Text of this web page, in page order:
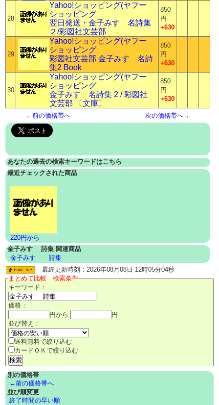
28
Yahoo!ショッピング(ヤフー
ショッピング
翌日発送・金子みすゞ名詩集
２/彩図社文芸部
850
円
+630
29
Yahoo!ショッピング(ヤフー
ショッピング
彩図社文芸部 金子みすゞ名詩
集2 Book
850
円
+630
30
Yahoo!ショッピング(ヤフー
ショッピング
金子みすゞ名詩集 2 / 彩図社
文芸部 〔文庫〕
850
円
+630
←前の価格帯へ 次の価格帯へ→
あなたの過去の検索キーワードはこちら
最近チェックされた商品
220円から
金子みすゞ 詩集 関連商品
金子みすゞ
詩集
最終更新時刻：2026年08月08日 12時05分04秒
まとめて比較 検索条件
キーワード：
価格：
円から
円
並び替え：
送料無料で絞り込む
カードＯＫで絞り込む
別の価格帯
←前の価格帯へ
並び順変更
終了時間の早い順